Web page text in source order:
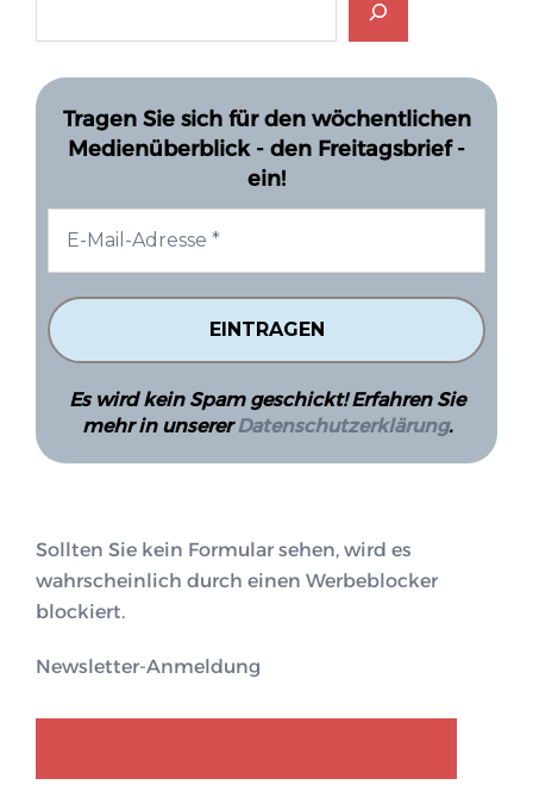
Tragen Sie sich für den wöchentlichen
Medienüberblick - den Freitagsbrief -
ein!
Es wird kein Spam geschickt! Erfahren Sie
mehr in unsererDatenschutzerklärung.
Sollten Sie kein Formular sehen, wird es
wahrscheinlich durch einen Werbeblocker
blockiert.
Newsletter-Anmeldung